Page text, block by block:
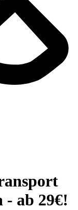
- ab 29€!